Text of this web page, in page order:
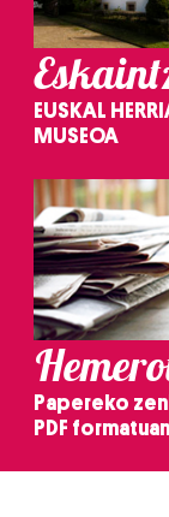
EUSKAL
MUSEOA
Papereko
PDF formatuan